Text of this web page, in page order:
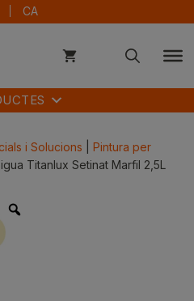
CA
i Solucions
Pintura per
Titanlux Setinat Marfil 2,5L